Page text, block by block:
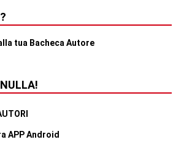
tua Bacheca Autore
APP Android